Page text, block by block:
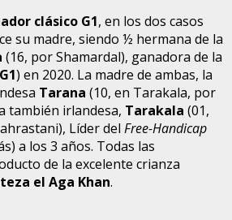
clásico G1, en los dos casos
su madre, siendo ½ hermana de la
(16, por Shamardal), ganadora de la
G1) en 2020. La madre de ambas, la
Tarana (10, en Tarakala, por
también irlandesa, Tarakala (01,
Líder del Free-Handicap
a los 3 años. Todas las
de la excelente crianza
el Aga Khan.